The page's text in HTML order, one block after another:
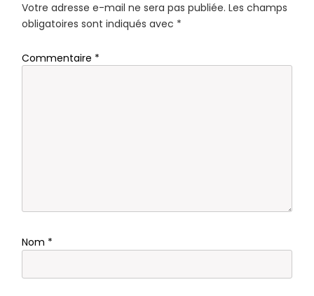
Votre adresse e-mail ne sera pas publiée. Les champs
obligatoires sont indiqués avec *
Commentaire *
Nom *